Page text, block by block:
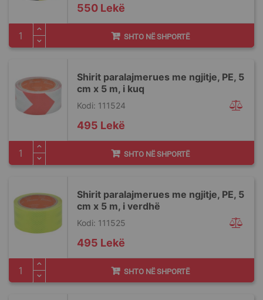
550 Lekë
SHTO NË SHPORTË
Shirit paralajmerues me ngjitje, PE, 5
cm x 5 m, i kuq
Kodi: 111524
495 Lekë
SHTO NË SHPORTË
Shirit paralajmerues me ngjitje, PE, 5
cm x 5 m, i verdhë
Kodi: 111525
495 Lekë
SHTO NË SHPORTË